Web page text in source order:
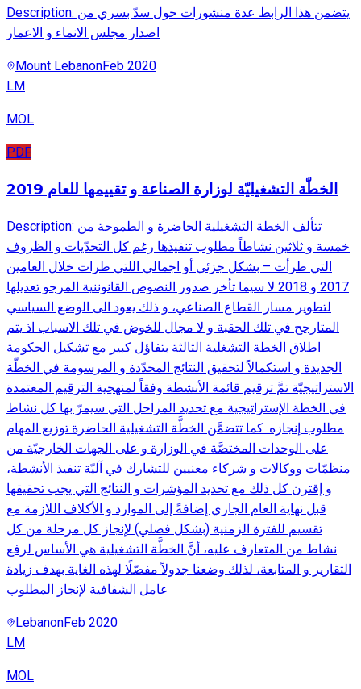
Description: يتضمن هذا الرابط عدة منشورات حول سدّ بسري من
اصدار مجلس الانماء و الاعمار
Mount LebanonFeb 2020
LM
MOL
PDF
الخطّة التشغيليّة لوزارة الصناعة و تقييمها للعام 2019
Description: تتألف الخطة التشغيلية الحاضرة و الطموحة من
خمسة و ثلاثين نشاطاً مطلوب تنفيذها رغم كل التحدّيات و الظروف
التي طرأت – بشكل جزئي أو اجمالي اللتي طرات خلال العامين
2017 و 2018 لا سيما تأخر صدور النصوص القانوننية المرجو تعديلها
لتطوير مسار القطاع الصناعي، و ذلك يعود الى الوضع السياسي
المتارجح في تلك الحقبة و لا مجال للخوض في تلك الاسباب اذ يتم
اطلاق الخطة التشغلية الثالثة بتفاؤل كبير مع تشكيل الحكومة
الجديدة و استكمالاً لتحقيق النتائج المحدّدة و المرسومة في الخطّة
الاستراتيجيّة تمَّ ترقيم قائمة الأنشطة وفقاً لمنهجية الترقيم المعتمدة
في الخطة الإستراتيجية مع تحديد المراحل التي سيمرّ بها كل نشاط
مطلوب إنجازه. كما تتضمَّن الخطَّة التشغيلية الحاضرة توزيع المهام
على الوحدات المختصَّة في الوزارة و على الجهات الخارجيّة من
منظمّات ووكالات و شركاء معنيين للتشارك في آليّة تنفيذ الأنشطة،
و إقترن كل ذلك مع تحديد المؤشرات و النتائج التي يجب تحقيقها
قبل نهاية العام الجاري إضافةً إلى الموارد و الأكلاف اللازمة مع
تقسيم للفترة الزمنية (بشكل فصلي) لإنجاز كل مرحلة من كل
نشاط من المتعارف عليه، أنَّ الخطَّة التشغيلية هي الأساس لرفع
التقارير و المتابعة، لذلك وضعنا جدولاً مفصّلًا لهذه الغاية بهدف زيادة
عامل الشفافية لإنجاز المطلوب
LebanonFeb 2020
LM
MOL